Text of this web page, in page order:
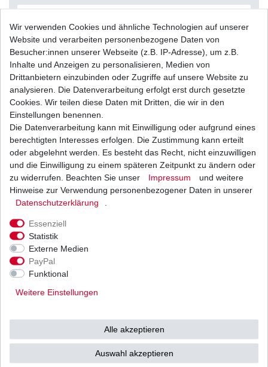
Filter
Benzinfilter Kraftstofffilter Yamaha 9mm
UVP 5,00 € 3,95 € *
1 Stück | 3,95 € / Stück
inkl. ges. MwSt. zzgl.
Versand
Ab einem Warenwert von
500 Euro versenden wir
53783 Eitorf (
unbedingt Termin
Wir verwenden Cookies und ähnliche Technologien auf unserer
Website und verarbeiten personenbezogene Daten von
Besucher:innen unserer Webseite (z.B. IP-Adresse), um z.B.
Inhalte und Anzeigen zu personalisieren, Medien von
Drittanbietern einzubinden oder Zugriffe auf unsere Website zu
analysieren. Die Datenverarbeitung erfolgt erst durch gesetzte
Cookies. Wir teilen diese Daten mit Dritten, die wir in den
Einstellungen benennen.
Die Datenverarbeitung kann mit Einwilligung oder aufgrund eines
berechtigten Interesses erfolgen. Die Zustimmung kann erteilt
oder abgelehnt werden. Es besteht das Recht, nicht einzuwilligen
und die Einwilligung zu einem späteren Zeitpunkt zu ändern oder
zu widerrufen. Beachten Sie unser
Impressum
und weitere
Hinweise zur Verwendung personenbezogener Daten in unserer
Daten­schutz­erklärung
Essenziell
Statistik
Externe Medien
PayPal
Funktional
Weitere Einstellungen
Alle akzeptieren
Auswahl akzeptieren